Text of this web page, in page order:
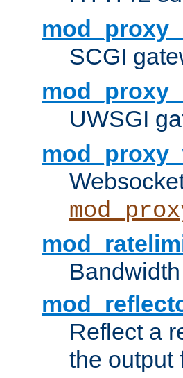
SCGI
UWSGI
Reflect a
the output